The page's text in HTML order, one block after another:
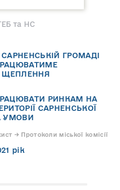
та НС
ГРОМАДІ
ЩЕПЛЕННЯ
РИНКАМ НА
САРНЕНСЬКОЇ
УМОВИ
→ Протоколи міської комісії
рік